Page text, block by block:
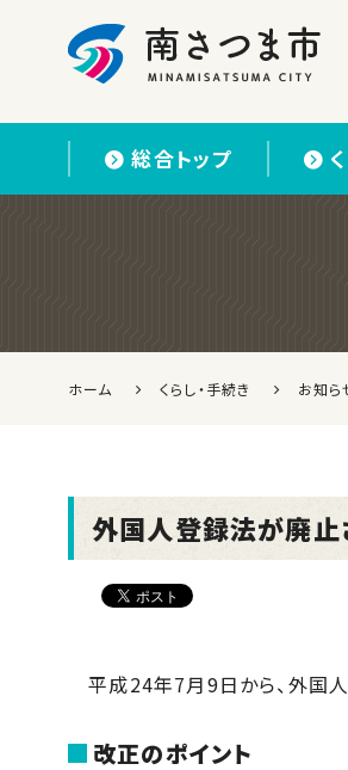
総合トップ
ホーム くらし・手続き お知ら
外国人登録法が廃止
平成24年7月9日から、外国
改正のポイント